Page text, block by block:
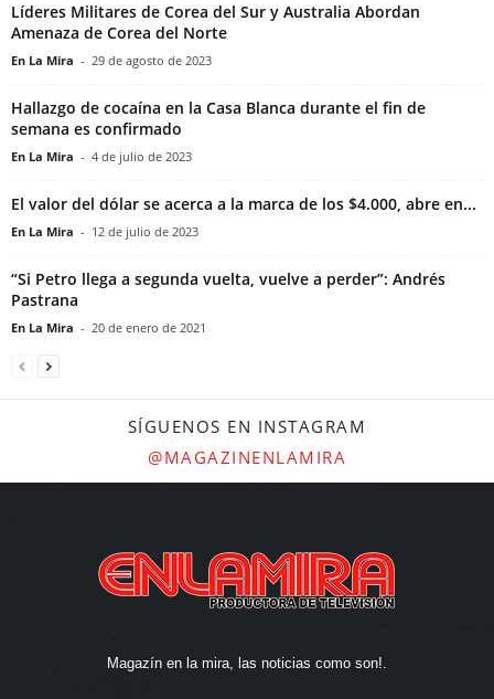
Líderes Militares de Corea del Sur y Australia Abordan
Amenaza de Corea del Norte
En La Mira - 29 de agosto de 2023
Hallazgo de cocaína en la Casa Blanca durante el fin de
semana es confirmado
En La Mira - 4 de julio de 2023
El valor del dólar se acerca a la marca de los $4.000, abre en...
En La Mira - 12 de julio de 2023
“Si Petro llega a segunda vuelta, vuelve a perder”: Andrés
Pastrana
En La Mira - 20 de enero de 2021
SÍGUENOS EN INSTAGRAM
@MAGAZINENLAMIRA
Magazín en la mira, las noticias como son!.